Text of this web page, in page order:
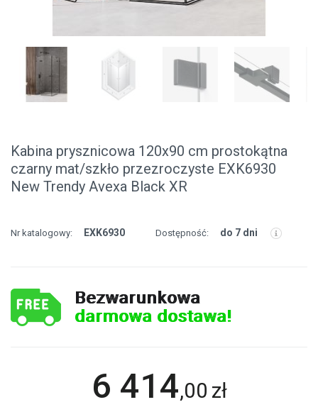
Kabina prysznicowa 120x90 cm prostokątna
czarny mat/szkło przezroczyste EXK6930
New Trendy Avexa Black XR
Nr katalogowy: EXK6930 Dostępność: do 7 dni
Bezwarunkowa
darmowa dostawa!
6 414,00 zł